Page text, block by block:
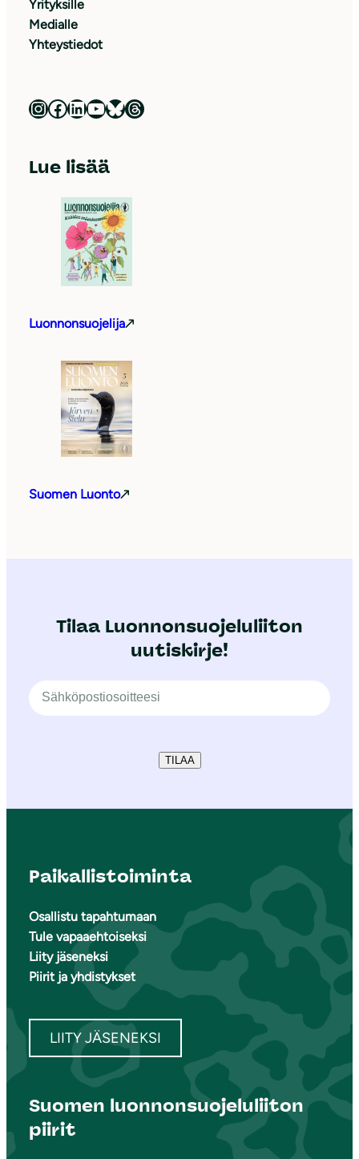
Yrityksille
Medialle
Yhteystiedot
Luonnonsuojeluliitto Instagramissa Luonnonsuojeluliitto Facebookissa Luonnonsuojeluliitto LinkedInissä Luonnonsuojeluliiton YouTube-kanava Luonnonsuojeluliitto Blueskyssa Luonnonsuojeluliitto Threadsissa
Lue lisää
Luonnonsuojelija
Suomen Luonto
Tilaa Luonnonsuojeluliiton
uutiskirje!
TILAA
Paikallistoiminta
Osallistu tapahtumaan
Tule vapaaehtoiseksi
Liity jäseneksi
Piirit ja yhdistykset
LIITY JÄSENEKSI
Suomen luonnonsuojeluliiton
piirit